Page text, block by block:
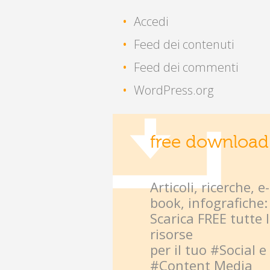
Accedi
Feed dei contenuti
Feed dei commenti
WordPress.org
free download
Articoli, ricerche, e-
book, infografiche:
Scarica FREE tutte
risorse
per il tuo #Social e
#Content Media